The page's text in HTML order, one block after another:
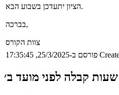
הציון יתעדכן בשבוע הבא.
בברכה,
צוות הקורס
פורסם ב-25/3/2025, 17:35:45
שעות קבלה לפני מועד ב׳